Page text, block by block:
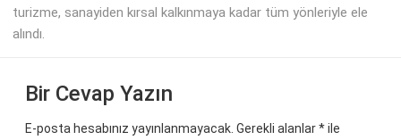
turizme, sanayiden kırsal kalkınmaya kadar tüm yönleriyle ele
alındı.
Bir Cevap Yazın
E-posta hesabınız yayınlanmayacak. Gerekli alanlar*ile